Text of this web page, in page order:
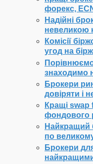
форекс,
Надійні
невеликою
Комісії
угод на
знаходимо
Брокери
довіряти і
Кращі swap
фондового
Найкращий
по
Брокери